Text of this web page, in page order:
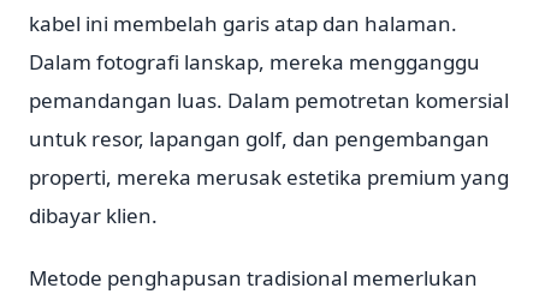
kabel ini membelah garis atap dan halaman.
Dalam fotografi lanskap, mereka mengganggu
pemandangan luas. Dalam pemotretan komersial
untuk resor, lapangan golf, dan pengembangan
properti, mereka merusak estetika premium yang
dibayar klien.
Metode penghapusan tradisional memerlukan